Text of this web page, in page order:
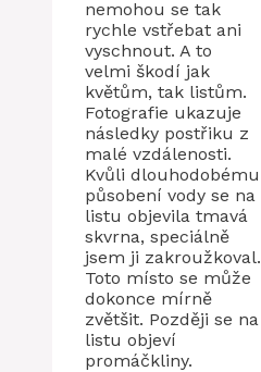
nemohou se tak
rychle vstřebat ani
vyschnout. A to
velmi škodí jak
květům, tak listům.
Fotografie ukazuje
následky postřiku z
malé vzdálenosti.
Kvůli dlouhodobému
působení vody se na
listu objevila tmavá
skvrna, speciálně
jsem ji zakroužkoval.
Toto místo se může
dokonce mírně
zvětšit. Později se na
listu objeví
promáčkliny.